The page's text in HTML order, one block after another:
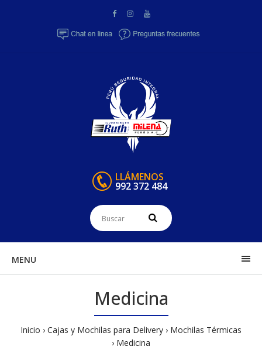
LLÁMENOS
992 372 484
MENU
Medicina
Inicio Cajas y Mochilas para Delivery
Mochilas Térmicas
Medicina